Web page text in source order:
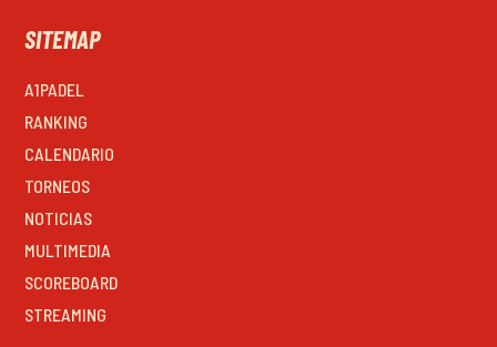
SITEMAP
A1PADEL
RANKING
CALENDARIO
TORNEOS
NOTICIAS
MULTIMEDIA
SCOREBOARD
STREAMING